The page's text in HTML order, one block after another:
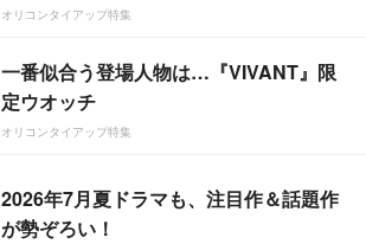
オリコンタイアップ特集
一番似合う登場人物は…『VIVANT』限
定ウオッチ
オリコンタイアップ特集
2026年7月夏ドラマも、注目作＆話題作
が勢ぞろい！